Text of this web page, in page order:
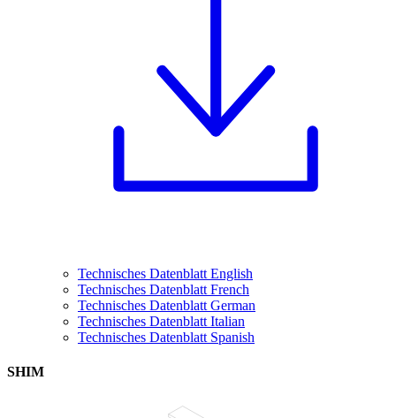
Technisches Datenblatt English
Technisches Datenblatt French
Technisches Datenblatt German
Technisches Datenblatt Italian
Technisches Datenblatt Spanish
SHIM